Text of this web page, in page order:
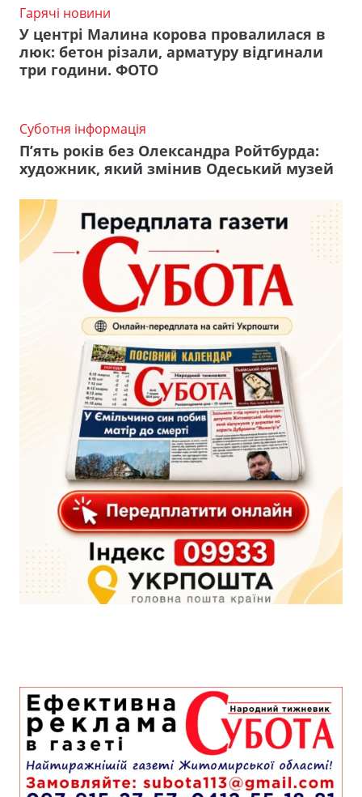
Гарячі новини
У центрі Малина корова провалилася в
люк: бетон різали, арматуру відгинали
три години. ФОТО
Суботня інформація
П’ять років без Олександра Ройтбурда:
художник, який змінив Одеський музей